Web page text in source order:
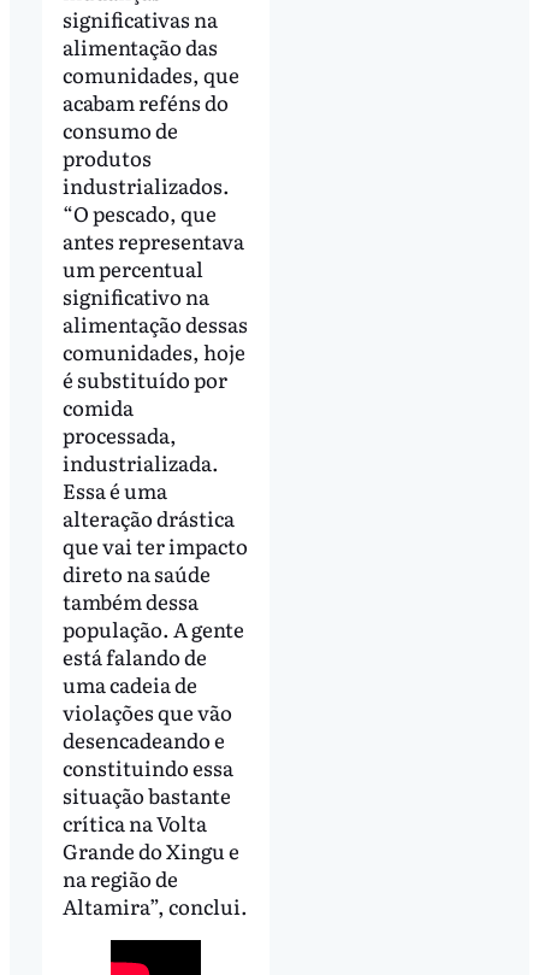
significativas na
alimentação das
comunidades, que
acabam reféns do
consumo de
produtos
industrializados.
“O pescado, que
antes representava
um percentual
significativo na
alimentação dessas
comunidades, hoje
é substituído por
comida
processada,
industrializada.
Essa é uma
alteração drástica
que vai ter impacto
direto na saúde
também dessa
população. A gente
está falando de
uma cadeia de
violações que vão
desencadeando e
constituindo essa
situação bastante
crítica na Volta
Grande do Xingu e
na região de
Altamira”, conclui.